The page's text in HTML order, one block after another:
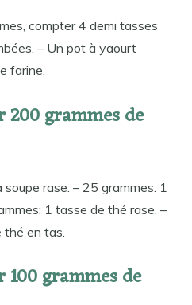
compter 4 demi tasses
– Un pot à yaourt
farine.
200 grammes de
rase. – 25 grammes: 1
1 tasse de thé rase. –
en tas.
grammes de